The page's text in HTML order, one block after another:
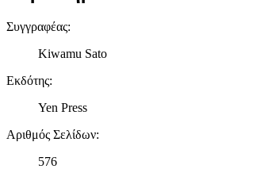
Συγγραφέας:
Kiwamu Sato
Εκδότης:
Yen Press
Αριθμός Σελίδων:
576